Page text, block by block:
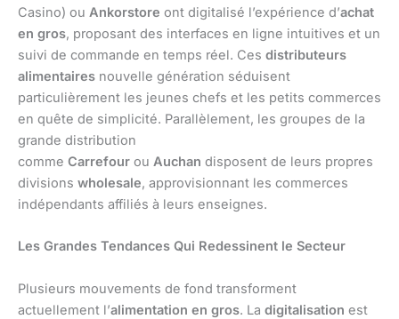
Casino) ou Ankorstore ont digitalisé l’expérience d’achat
en gros, proposant des interfaces en ligne intuitives et un
suivi de commande en temps réel. Ces distributeurs
alimentaires nouvelle génération séduisent
particulièrement les jeunes chefs et les petits commerces
en quête de simplicité. Parallèlement, les groupes de la
grande distribution
comme Carrefour ou Auchan disposent de leurs propres
divisions wholesale, approvisionnant les commerces
indépendants affiliés à leurs enseignes.
Les Grandes Tendances Qui Redessinent le Secteur
Plusieurs mouvements de fond transforment
actuellement l’alimentation en gros. La digitalisation est